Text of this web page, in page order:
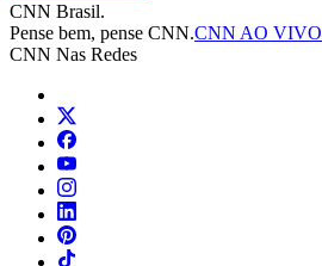
CNN Brasil.
Pense bem, pense CNN.CNN AO VIVO
CNN Nas Redes